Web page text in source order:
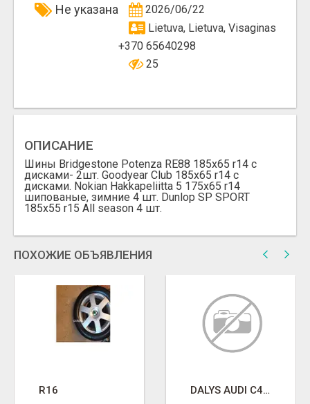
Не указана
2026/06/22
Lietuva, Lietuva, Visaginas
+370 65640298
25
ОПИСАНИЕ
Шины Bridgestone Potenza RE88 185x65 r14 с
дисками- 2шт. Goodyear Club 185x65 r14 с
дисками. Nokian Hakkapeliitta 5 175x65 r14
шипованые, зимние 4 шт. Dunlop SP SPORT
185x55 r15 All season 4 шт.
ПОХОЖИЕ ОБЪЯВЛЕНИЯ
R16 DALYS AUDI C4,C5,B4,GOLF4